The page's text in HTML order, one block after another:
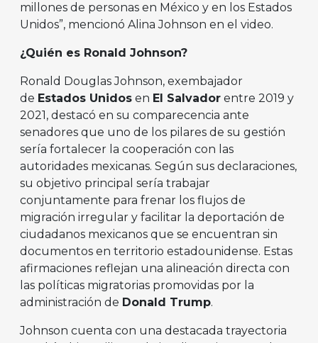
millones de personas en México y en los Estados
Unidos”, mencionó Alina Johnson en el video.
¿Quién es Ronald Johnson?
Ronald Douglas Johnson, exembajador
de Estados Unidos en El Salvador entre 2019 y
2021, destacó en su comparecencia ante
senadores que uno de los pilares de su gestión
sería fortalecer la cooperación con las
autoridades mexicanas. Según sus declaraciones,
su objetivo principal sería trabajar
conjuntamente para frenar los flujos de
migración irregular y facilitar la deportación de
ciudadanos mexicanos que se encuentran sin
documentos en territorio estadounidense. Estas
afirmaciones reflejan una alineación directa con
las políticas migratorias promovidas por la
administración de Donald Trump.
Johnson cuenta con una destacada trayectoria